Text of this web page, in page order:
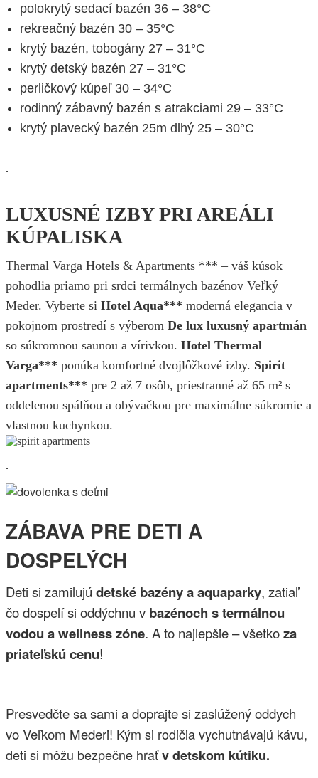
polokrytý sedací bazén 36 – 38°C
rekreačný bazén 30 – 35°C
krytý bazén, tobogány 27 – 31°C
krytý detský bazén 27 – 31°C
perličkový kúpeľ 30 – 34°C
rodinný zábavný bazén s atrakciami 29 – 33°C
krytý plavecký bazén 25m dlhý 25 – 30°C
.
LUXUSNÉ IZBY PRI AREÁLI
KÚPALISKA
Thermal Varga Hotels & Apartments *** – váš kúsok
pohodlia priamo pri srdci termálnych bazénov Veľký
Meder. Vyberte si Hotel Aqua*** moderná elegancia v
pokojnom prostredí s výberom De lux luxusný apartmán
so súkromnou saunou a vírivkou. Hotel Thermal
Varga*** ponúka komfortné dvojlôžkové izby. Spirit
apartments*** pre 2 až 7 osôb, priestranné až 65 m² s
oddelenou spálňou a obývačkou pre maximálne súkromie a
vlastnou kuchynkou.
.
ZÁBAVA PRE DETI A
DOSPELÝCH
Deti si zamilujú detské bazény a aquaparky, zatiaľ
čo dospelí si oddýchnu v bazénoch s termálnou
vodou a wellness zóne. A to najlepšie – všetkoza
priateľskú cenu!
Presvedčte sa sami a doprajte si zaslúžený oddych
vo Veľkom Mederi! Kým si rodičia vychutnávajú kávu,
deti si môžu bezpečne hraťv detskom kútiku.